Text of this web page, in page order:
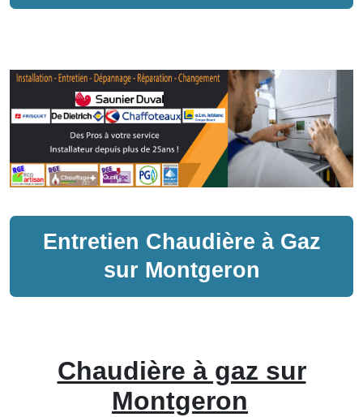
Entretien Chaudière à Gaz
sur Montgeron
Chaudière à gaz sur
Montgeron